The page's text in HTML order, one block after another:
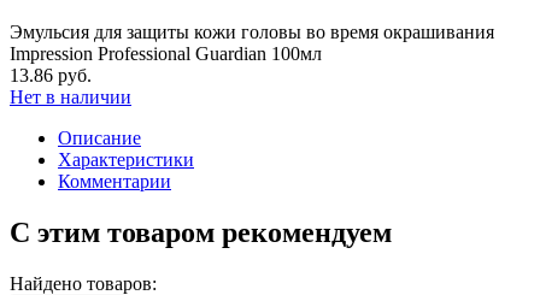
Эмульсия для защиты кожи головы во время окрашивания
Impression Professional Guardian 100мл
13.86 руб.
Нет в наличии
Описание
Характеристики
Комментарии
С этим товаром рекомендуем
Найдено товаров: